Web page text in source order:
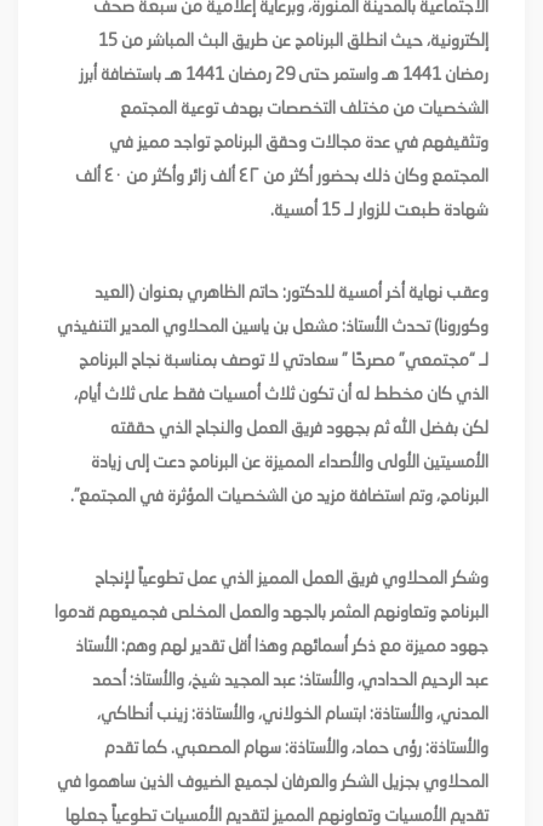
الاجتماعية بالمدينة المنورة، وبرعاية إعلامية من سبعة صحف
إلكترونية، حيث انطلق البرنامج عن طريق البث المباشر من 15
رمضان 1441 هـ واستمر حتى 29 رمضان 1441 هـ باستضافة أبرز
الشخصيات من مختلف التخصصات بهدف توعية المجتمع
وتثقيفهم في عدة مجالات وحقق البرنامج تواجد مميز في
المجتمع وكان ذلك بحضور أكثر من ٤٢ ألف زائر وأكثر من ٤٠ ألف
شهادة طبعت للزوار لـ 15 أمسية.
وعقب نهاية أخر أمسية للدكتور: حاتم الظاهري بعنوان (العيد
وكورونا) تحدث الأستاذ: مشعل بن ياسين المحلاوي المدير التنفيذي
لـ “مجتمعي” مصرحًا ” سعادتي لا توصف بمناسبة نجاح البرنامج
الذي كان مخطط له أن تكون ثلاث أمسيات فقط على ثلاث أيام،
لكن بفضل الله ثم بجهود فريق العمل والنجاح الذي حققته
الأمسيتين الأولى والأصداء المميزة عن البرنامج دعت إلى زيادة
البرنامج، وتم استضافة مزيد من الشخصيات المؤثرة في المجتمع”.
وشكر المحلاوي فريق العمل المميز الذي عمل تطوعياً لإنجاح
البرنامج وتعاونهم المثمر بالجهد والعمل المخلص فجميعهم قدموا
جهود مميزة مع ذكر أسمائهم وهذا أقل تقدير لهم وهم: الأستاذ
عبد الرحيم الحدادي، والأستاذ: عبد المجيد شيخ، والأستاذ: أحمد
المدني، والأستاذة: ابتسام الخولاني، والأستاذة: زينب أنطاكي،
والأستاذة: رؤى حماد، والأستاذة: سهام المصعبي. كما تقدم
المحلاوي بجزيل الشكر والعرفان لجميع الضيوف الذين ساهموا في
تقديم الأمسيات وتعاونهم المميز لتقديم الأمسيات تطوعياً جعلها